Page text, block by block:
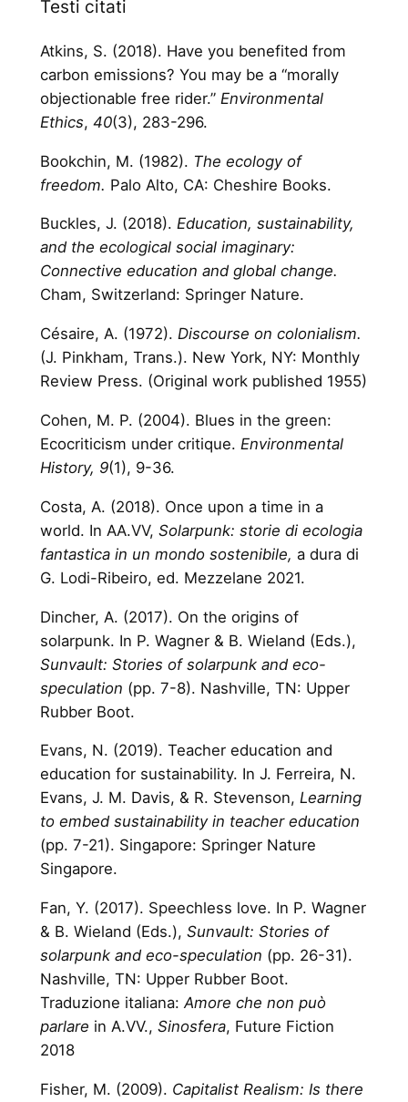
Testi citati
Atkins, S. (2018). Have you benefited from
carbon emissions? You may be a “morally
objectionable free rider.” Environmental
Ethics, 40(3), 283-296.
Bookchin, M. (1982). The ecology of
freedom. Palo Alto, CA: Cheshire Books.
Buckles, J. (2018). Education, sustainability,
and the ecological social imaginary:
Connective education and global change.
Cham, Switzerland: Springer Nature.
Césaire, A. (1972). Discourse on colonialism.
(J. Pinkham, Trans.). New York, NY: Monthly
Review Press. (Original work published 1955)
Cohen, M. P. (2004). Blues in the green:
Ecocriticism under critique. Environmental
History, 9(1), 9-36.
Costa, A. (2018). Once upon a time in a
world. In AA.VV, Solarpunk: storie di ecologia
fantastica in un mondo sostenibile, a dura di
G. Lodi-Ribeiro, ed. Mezzelane 2021.
Dincher, A. (2017). On the origins of
solarpunk. In P. Wagner & B. Wieland (Eds.),
Sunvault: Stories of solarpunk and eco-
speculation (pp. 7-8). Nashville, TN: Upper
Rubber Boot.
Evans, N. (2019). Teacher education and
education for sustainability. In J. Ferreira, N.
Evans, J. M. Davis, & R. Stevenson, Learning
to embed sustainability in teacher education
(pp. 7-21). Singapore: Springer Nature
Singapore.
Fan, Y. (2017). Speechless love. In P. Wagner
& B. Wieland (Eds.), Sunvault: Stories of
solarpunk and eco-speculation (pp. 26-31).
Nashville, TN: Upper Rubber Boot.
Traduzione italiana:Amore che non può
parlare in A.VV., Sinosfera, Future Fiction
2018
Fisher, M. (2009). Capitalist Realism: Is there